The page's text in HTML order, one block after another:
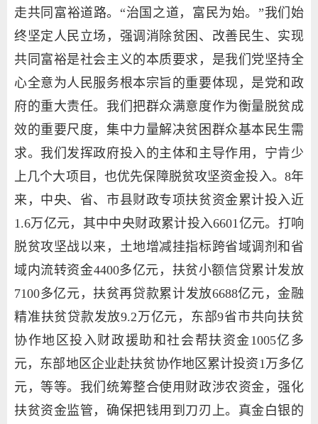
走共同富裕道路。“治国之道，富民为始。”我们始
终坚定人民立场，强调消除贫困、改善民生、实现
共同富裕是社会主义的本质要求，是我们党坚持全
心全意为人民服务根本宗旨的重要体现，是党和政
府的重大责任。我们把群众满意度作为衡量脱贫成
效的重要尺度，集中力量解决贫困群众基本民生需
求。我们发挥政府投入的主体和主导作用，宁肯少
上几个大项目，也优先保障脱贫攻坚资金投入。8年
来，中央、省、市县财政专项扶贫资金累计投入近
1.6万亿元，其中中央财政累计投入6601亿元。打响
脱贫攻坚战以来，土地增减挂指标跨省域调剂和省
域内流转资金4400多亿元，扶贫小额信贷累计发放
7100多亿元，扶贫再贷款累计发放6688亿元，金融
精准扶贫贷款发放9.2万亿元，东部9省市共向扶贫
协作地区投入财政援助和社会帮扶资金1005亿多
元，东部地区企业赴扶贫协作地区累计投资1万多亿
元，等等。我们统筹整合使用财政涉农资金，强化
扶贫资金监管，确保把钱用到刀刃上。真金白银的